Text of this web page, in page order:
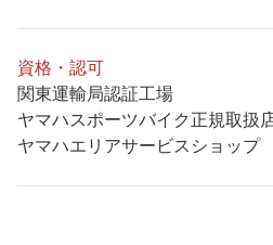
資格・認可
関東運輸局認証工場
ヤマハスポーツバイク正規取扱
ヤマハエリアサービスショップ